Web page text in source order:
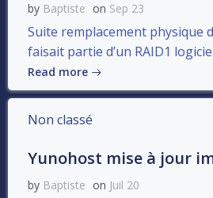
by Baptiste on Sep 23
Suite remplacement physique
faisait partie d’un RAID1
Read more
Non classé
Yunohost mise à jour
by Baptiste on Juil 20